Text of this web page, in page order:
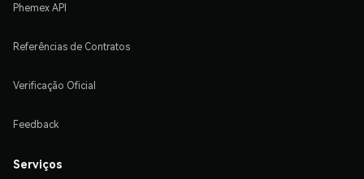
Phemex API
Referências de Contratos
Verificação Oficial
Feedback
Serviços